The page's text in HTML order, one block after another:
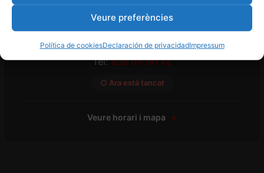
Veure preferències
Política de cookiesDeclaración de privacidadImpressum
Mobles Joan i Mari — Vilanova del Camí
Carrer del Papa Joan XXIII, 5
08788 Vilanova del Camí, Barcelona
Tel:938 05 50 72
○ Ara està tancat
Veure horari i mapa